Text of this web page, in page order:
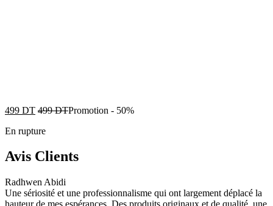
499 DT 499DTPromotion - 50%
En rupture
Avis Clients
Radhwen Abidi
Une sériosité et une professionnalisme qui ont largement déplacé la